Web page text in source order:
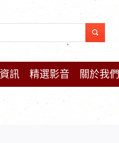
訊 精選影音 關於我們